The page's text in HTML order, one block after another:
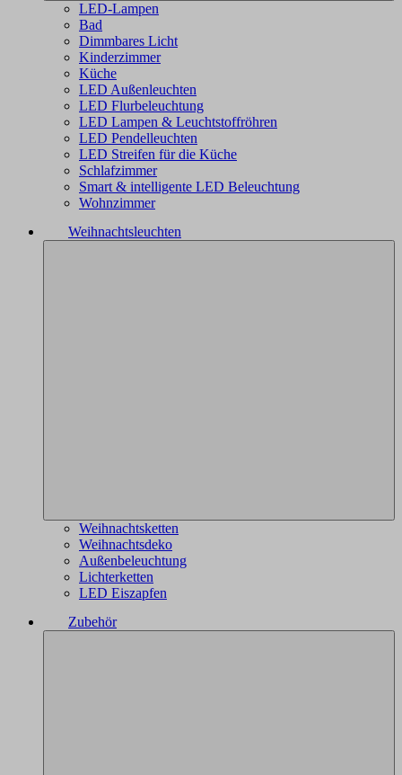
LED-Lampen
Bad
Dimmbares Licht
Kinderzimmer
Küche
LED Außenleuchten
LED Flurbeleuchtung
LED Lampen & Leuchtstoffröhren
LED Pendelleuchten
LED Streifen für die Küche
Schlafzimmer
Smart & intelligente LED Beleuchtung
Wohnzimmer
Weihnachtsleuchten
Weihnachtsketten
Weihnachtsdeko
Außenbeleuchtung
Lichterketten
LED Eiszapfen
Zubehör